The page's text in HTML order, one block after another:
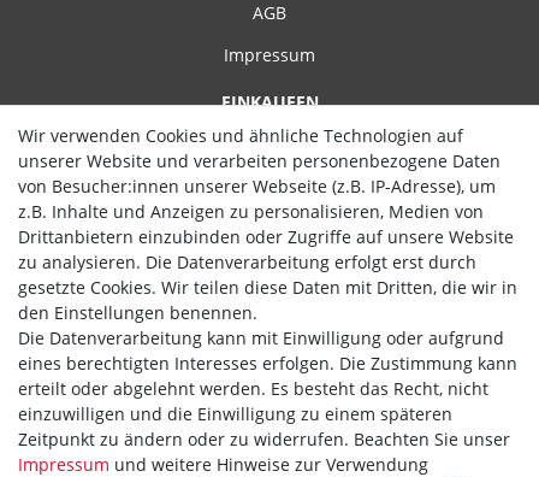
AGB
Impressum
EINKAUFEN
Zahlungsarten
Versand
Widerrufsrecht
Hilfe
Vertrag widerrufen
WIR AKZEPTIEREN
Wir verwenden Cookies und ähnliche Technologien auf
unserer Website und verarbeiten personenbezogene Daten
von Besucher:innen unserer Webseite (z.B. IP-Adresse), um
z.B. Inhalte und Anzeigen zu personalisieren, Medien von
Drittanbietern einzubinden oder Zugriffe auf unsere Website
zu analysieren. Die Datenverarbeitung erfolgt erst durch
gesetzte Cookies. Wir teilen diese Daten mit Dritten, die wir in
den Einstellungen benennen.
Die Datenverarbeitung kann mit Einwilligung oder aufgrund
eines berechtigten Interesses erfolgen. Die Zustimmung kann
erteilt oder abgelehnt werden. Es besteht das Recht, nicht
einzuwilligen und die Einwilligung zu einem späteren
Zeitpunkt zu ändern oder zu widerrufen. Beachten Sie unser
Impressum und weitere Hinweise zur Verwendung